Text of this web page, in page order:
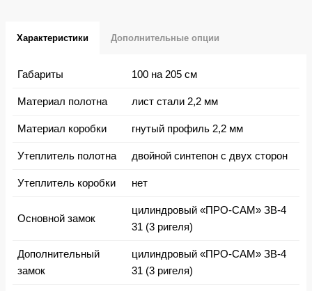
Характеристики Дополнительные опции
Габариты 100 на 205 см
Материал полотна лист стали 2,2 мм
Материал коробки гнутый профиль 2,2 мм
Утеплитель полотна двойной синтепон с двух сторон
Утеплитель коробки нет
Основной замок
цилиндровый «ПРО-САМ» ЗВ-4
31 (3 ригеля)
Дополнительный
замок
цилиндровый «ПРО-САМ» ЗВ-4
31 (3 ригеля)